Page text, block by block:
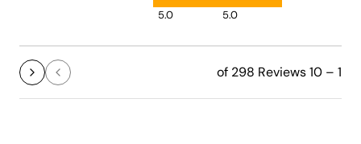
5.0
5.0
1 – 10 of 298 Reviews